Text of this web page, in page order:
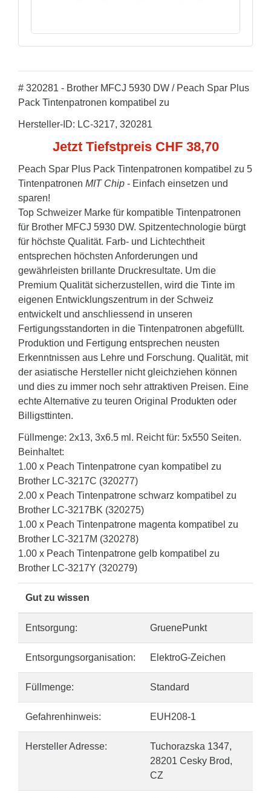
# 320281 - Brother MFCJ 5930 DW / Peach Spar Plus
Pack Tintenpatronen kompatibel zu
Hersteller-ID: LC-3217, 320281
Jetzt Tiefstpreis CHF 38,70
Peach Spar Plus Pack Tintenpatronen kompatibel zu 5
Tintenpatronen MIT Chip - Einfach einsetzen und
sparen!
Top Schweizer Marke für kompatible Tintenpatronen
für Brother MFCJ 5930 DW. Spitzentechnologie bürgt
für höchste Qualität. Farb- und Lichtechtheit
entsprechen höchsten Anforderungen und
gewährleisten brillante Druckresultate. Um die
Premium Qualität sicherzustellen, wird die Tinte im
eigenen Entwicklungszentrum in der Schweiz
entwickelt und anschliessend in unseren
Fertigungsstandorten in die Tintenpatronen abgefüllt.
Produktion und Fertigung entsprechen neusten
Erkenntnissen aus Lehre und Forschung. Qualität, mit
der asiatische Hersteller nicht gleichziehen können
und dies zu immer noch sehr attraktiven Preisen. Eine
echte Alternative zu teuren Original Produkten oder
Billigsttinten.
Füllmenge: 2x13, 3x6.5 ml. Reicht für: 5x550 Seiten.
Beinhaltet:
1.00 x Peach Tintenpatrone cyan kompatibel zu
Brother LC-3217C (320277)
2.00 x Peach Tintenpatrone schwarz kompatibel zu
Brother LC-3217BK (320275)
1.00 x Peach Tintenpatrone magenta kompatibel zu
Brother LC-3217M (320278)
1.00 x Peach Tintenpatrone gelb kompatibel zu
Brother LC-3217Y (320279)
Gut zu wissen
Entsorgung: GruenePunkt
Entsorgungsorganisation: ElektroG-Zeichen
Füllmenge: Standard
Gefahrenhinweis: EUH208-1
Hersteller Adresse:
Tuchorazska 1347,
28201 Cesky Brod,
CZ